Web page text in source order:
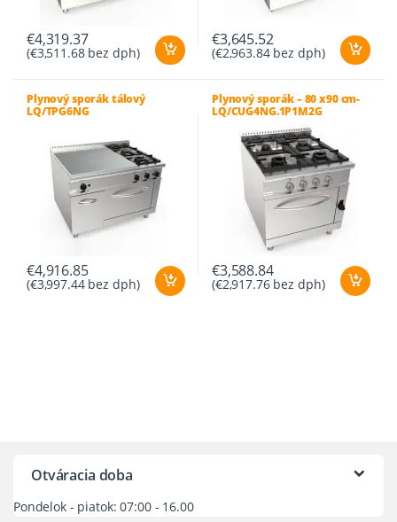
€4,319.37
(€3,511.68bez dph)
€3,645.52
(€2,963.84bez dph)
Plynový sporák tálový
LQ/TPG6NG
€4,916.85
(€3,997.44bez dph)
Plynový sporák – 80 x90 cm-
LQ/CUG4NG.1P1M2G
€3,588.84
(€2,917.76bez dph)
Otváracia doba
Pondelok - piatok: 07:00 - 16.00